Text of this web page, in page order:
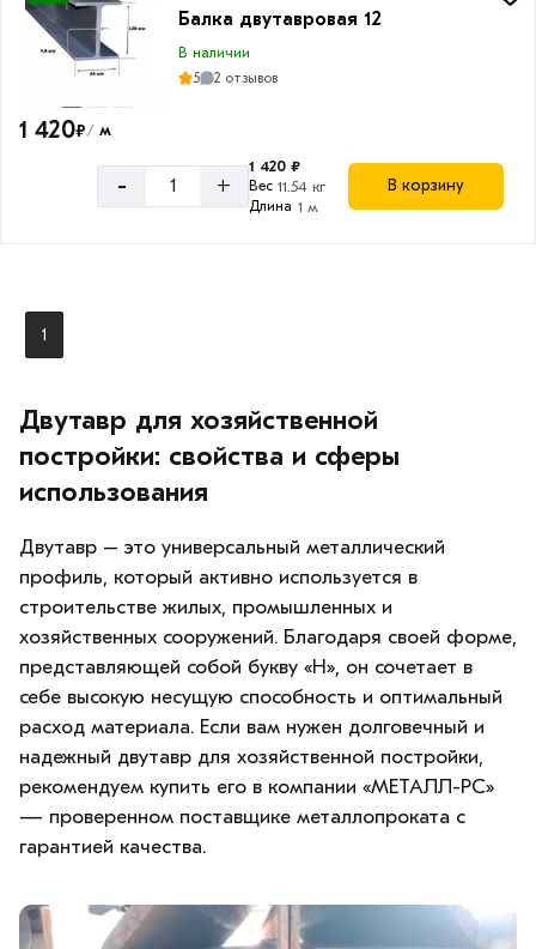
Балка двутавровая 12
В наличии
5
2 отзывов
1 420₽/ м
- +
1 420 ₽
Вес 11.54 кг
Длина 1 м
В корзину
1
Двутавр для хозяйственной
постройки: свойства и сферы
использования
Двутавр – это универсальный металлический
профиль, который активно используется в
строительстве жилых, промышленных и
хозяйственных сооружений. Благодаря своей форме,
представляющей собой букву «Н», он сочетает в
себе высокую несущую способность и оптимальный
расход материала. Если вам нужен долговечный и
надежный двутавр для хозяйственной постройки,
рекомендуем купить его в компании «МЕТАЛЛ-РС»
— проверенном поставщике металлопроката с
гарантией качества.